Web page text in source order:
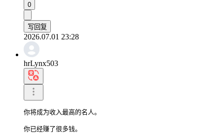
0
写回复
2026.07.01 23:28
hrLynx503
你将成为收入最高的名人。
你已经赚了很多钱。